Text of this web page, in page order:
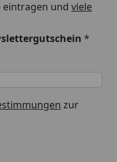
eintragen und viele
*
zur